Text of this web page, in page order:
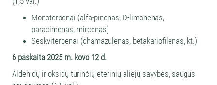
Monoterpenai (alfa-pinenas, D-limonenas,
paracimenas, mircenas)
Seskviterpenai (chamazulenas, betakariofilenas, kt.)
6 paskaita 2025 m. kovo 12 d.
Aldehidų ir oksidų turinčių eterinių aliejų savybės, saugus